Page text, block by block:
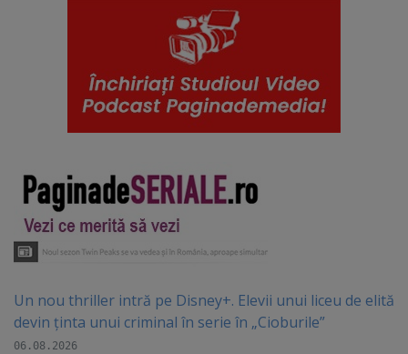
Un nou thriller intră pe Disney+. Elevii unui liceu de elită
devin ținta unui criminal în serie în „Cioburile”
06.08.2026